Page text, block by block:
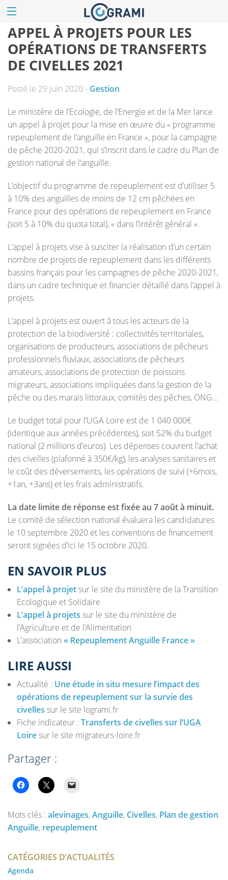
APPEL À PROJETS POUR LES
OPÉRATIONS DE TRANSFERTS
DE CIVELLES 2021
Posté le 29 juin 2020 - Gestion
Le ministère de l’Ecologie, de l’Energie et de la Mer lance
un appel à projet pour la mise en œuvre du « programme
repeuplement de l’anguille en France », pour la campagne
de pêche 2020-2021, qui s’inscrit dans le cadre du Plan de
gestion national de l’anguille.
L’objectif du programme de repeuplement est d’utiliser 5
à 10% des anguilles de moins de 12 cm pêchées en
France pour des opérations de repeuplement en France
(soit 5 à 10% du quota total), « dans l’intérêt général ».
L’appel à projets vise à susciter la réalisation d’un certain
nombre de projets de repeuplement dans les différents
bassins français pour les campagnes de pêche 2020-2021,
dans un cadre technique et financier détaillé dans l’appel à
projets.
L’appel à projets est ouvert à tous les acteurs de la
protection de la biodiversité : collectivités territoriales,
organisations de producteurs, associations de pêcheurs
professionnels fluviaux, associations de pêcheurs
amateurs, associations de protection de poissons
migrateurs, associations impliquées dans la gestion de la
pêche ou des marais littoraux, comités des pêches, ONG…
Le budget total pour l’UGA Loire est de 1 040 000€
(identique aux années précédentes), soit 52% du budget
national (2 millions d’euros). Les dépenses couvrent l’achat
des civelles (plafonné à 350€/kg), les analyses sanitaires et
le coût des déversements, les opérations de suivi (+6mois,
+1an, +3ans) et les frais administratifs.
La date limite de réponse est fixée au 7 août à minuit.
Le comité de sélection national évaluera les candidatures
le 10 septembre 2020 et les conventions de financement
seront signées d’ici le 15 octobre 2020.
EN SAVOIR PLUS
L’appel à projetsur le site du ministère de la Transition
Ecologique et Solidaire
L’appel à projets sur le site du ministère de
l’Agriculture et de l’Alimentation
L’association « Repeuplement Anguille France »
LIRE AUSSI
Actualité : Une étude in situ mesure l’impact des
opérations de repeuplement sur la survie des
civelles sur le site logrami.fr
Fiche indicateur : Transferts de civelles sur l’UGA
Loiresur le site migrateurs-loire.fr
Partager :
Mots clés : alevinages,Anguille, Civelles, Plan de gestion
Anguille, repeuplement
CATÉGORIES D’ACTUALITÉS
Agenda